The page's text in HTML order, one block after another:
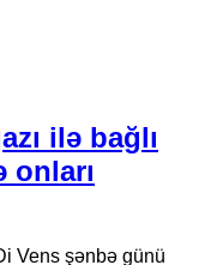
ilə bağlı
onları
Vens şənbə günü